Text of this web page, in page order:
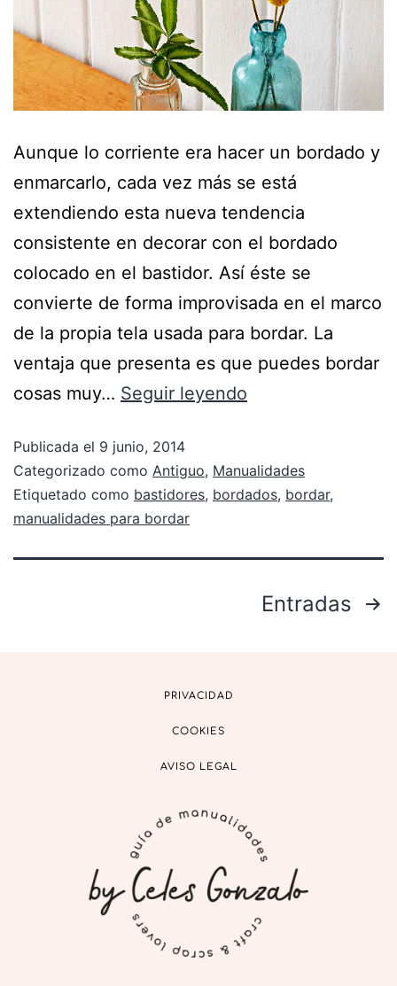
Aunque lo corriente era hacer un bordado y
enmarcarlo, cada vez más se está
extendiendo esta nueva tendencia
consistente en decorar con el bordado
colocado en el bastidor. Así éste se
convierte de forma improvisada en el marco
de la propia tela usada para bordar. La
ventaja que presenta es que puedes bordar
cosas muy… Seguir leyendo
Publicada el 9 junio, 2014
Categorizado como Antiguo, Manualidades
Etiquetado como bastidores, bordados, bordar,
manualidades para bordar
Entradas
PRIVACIDAD
COOKIES
AVISO LEGAL